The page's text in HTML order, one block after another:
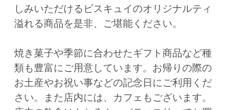
しみいただけるビスキュイのオリジナルティ
溢れる商品を是非、ご堪能ください。
焼き菓子や季節に合わせたギフト商品など種
類も豊富にご用意しています。お帰りの際の
お土産やお祝い事などの記念日にご利用くだ
さい。また店内には、カフェもございます。